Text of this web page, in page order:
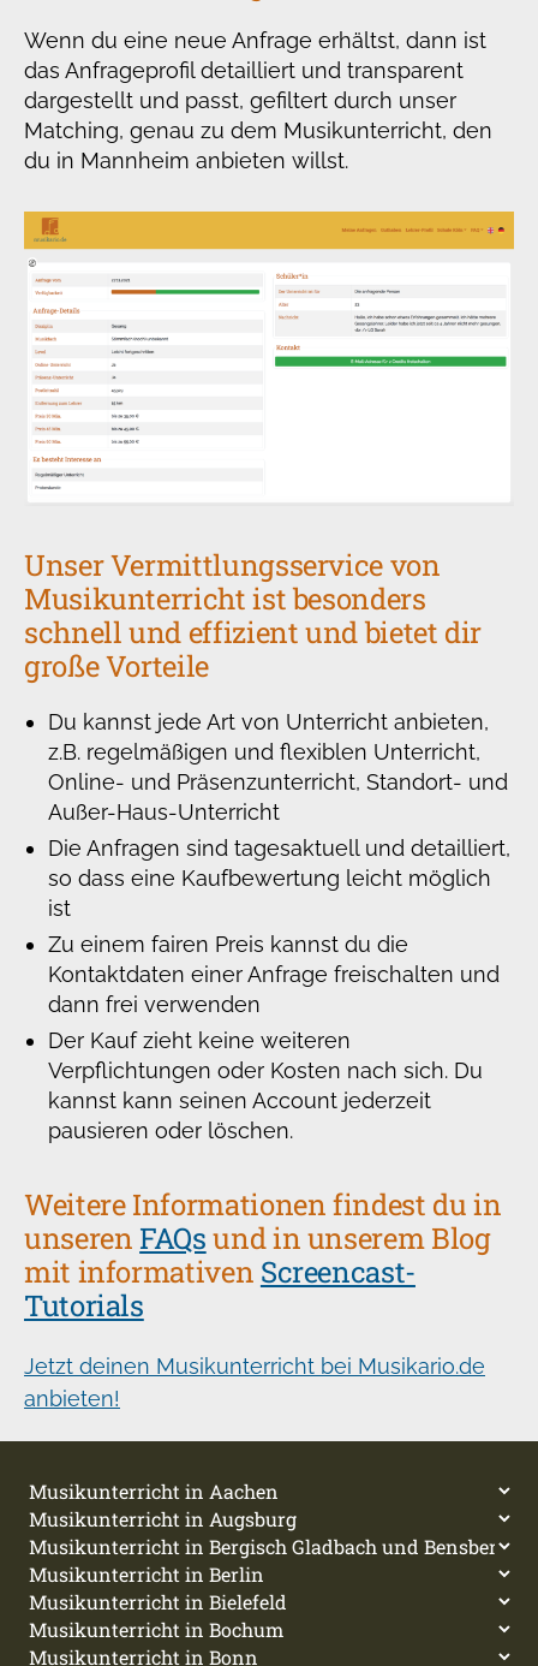
Wenn du eine neue Anfrage erhältst, dann ist
das Anfrageprofil detailliert und transparent
dargestellt und passt, gefiltert durch unser
Matching, genau zu dem Musikunterricht, den
du in Mannheim anbieten willst.
Unser Vermittlungsservice von
Musikunterricht ist besonders
schnell und effizient und bietet dir
große Vorteile
Du kannst jede Art von Unterricht anbieten,
z.B. regelmäßigen und flexiblen Unterricht,
Online- und Präsenzunterricht, Standort- und
Außer-Haus-Unterricht
Die Anfragen sind tagesaktuell und detailliert,
so dass eine Kaufbewertung leicht möglich
ist
Zu einem fairen Preis kannst du die
Kontaktdaten einer Anfrage freischalten und
dann frei verwenden
Der Kauf zieht keine weiteren
Verpflichtungen oder Kosten nach sich. Du
kannst kann seinen Account jederzeit
pausieren oder löschen.
Weitere Informationen findest du in
unseren FAQsund in unserem Blog
mit informativen Screencast-
Tutorials
Jetzt deinen Musikunterricht bei Musikario.de
anbieten!